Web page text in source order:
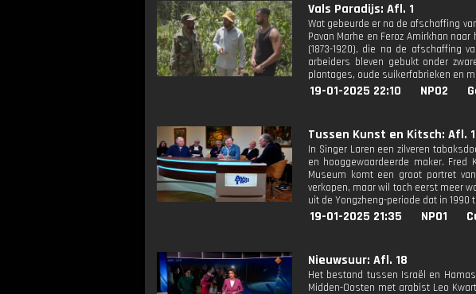
Vals Paradijs: Afl. 1
Wat gebeurde er na de afschaffing
Pavan Marhe en Feroz Amirkhan
(1873-1920), die na de afschaffing
arbeiders bleven gebukt onder
plantages, oude suikerfabrieken en
19-01-2025 22:10 NPO2
Tussen Kunst en Kitsch: Afl.
In Singer Laren een zilveren
en hooggewaardeerde maker.
Museum komt een groot portret
verkopen, maar wil toch eerst meer
uit de Yongzheng-periode dat in
19-01-2025 21:35 NPO1
Nieuwsuur: Afl. 18
Het bestand tussen Israël en
Midden-Oosten met arabist Leo